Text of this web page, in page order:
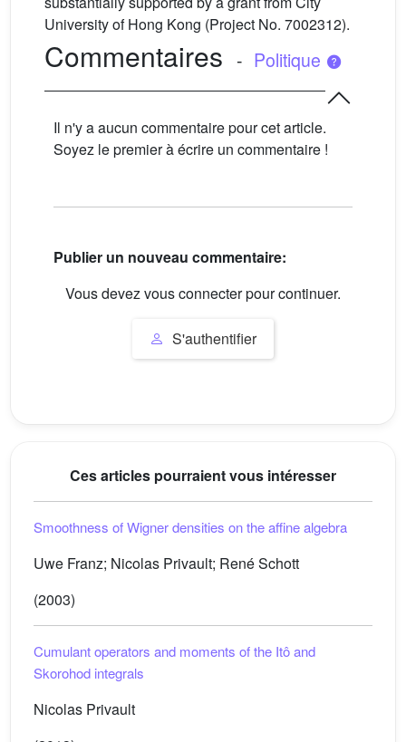
University of Hong Kong (Project No. 7002312).
Commentaires - Politique
Il n'y a aucun commentaire pour cet article.
Soyez le premier à écrire un commentaire !
Publier un nouveau commentaire:
Vous devez vous connecter pour continuer.
S'authentifier
Ces articles pourraient vous intéresser
Smoothness of Wigner densities on the affine algebra
Uwe Franz; Nicolas Privault; René Schott
(2003)
Cumulant operators and moments of the Itô and
Skorohod integrals
Nicolas Privault